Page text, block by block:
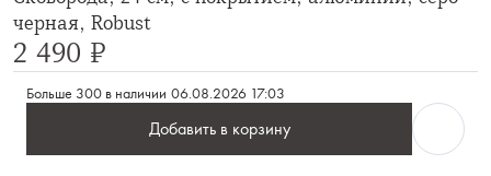
черная, Robust
2 490 ₽
Больше 300 в наличии 06.08.2026 17:03
Добавить в корзину